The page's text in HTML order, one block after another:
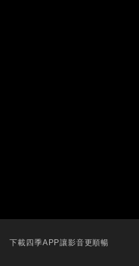
下載四季APP讓影音更順暢